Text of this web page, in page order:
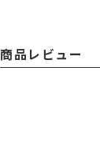
商品レビュー